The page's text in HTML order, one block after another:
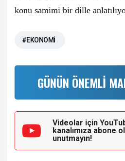
konu samimi bir dille
#EKONOMİ
GÜNÜN ÖNEMLİ
Videolar için
kanalımıza abone
unutmayın!